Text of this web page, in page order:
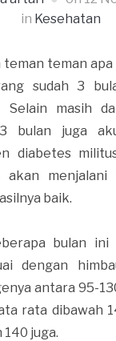
in Kesehatan
teman teman
sudah 3
Selain masih
bulan juga
diabetes
akan
baik.
bulan
dengan
antara 95-
rata dibawah
juga.